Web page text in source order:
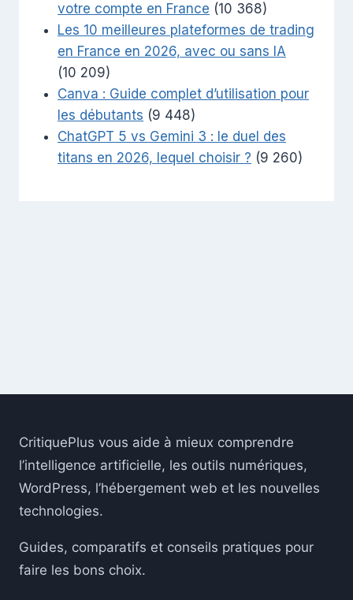
votre compte en France (10 368)
Les 10 meilleures plateformes de trading
en France en 2026, avec ou sans IA
(10 209)
Canva : Guide complet d’utilisation pour
les débutants (9 448)
ChatGPT 5 vs Gemini 3 : le duel des
titans en 2026, lequel choisir ? (9 260)
CritiquePlus vous aide à mieux comprendre
l’intelligence artificielle, les outils numériques,
WordPress, l’hébergement web et les nouvelles
technologies.
Guides, comparatifs et conseils pratiques pour
faire les bons choix.